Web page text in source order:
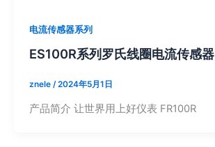
电流传感器系列
ES100R系列罗氏线圈电流传感器
znele /2024年5月1日
产品简介 让世界用上好仪表 FR100R